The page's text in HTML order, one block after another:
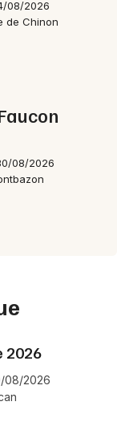
08/2026
de Chinon
08/2026
2026
08/2026